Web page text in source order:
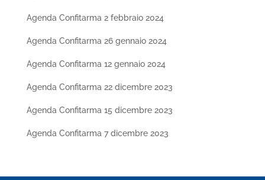
Agenda Confitarma 2 febbraio 2024
Agenda Confitarma 26 gennaio 2024
Agenda Confitarma 12 gennaio 2024
Agenda Confitarma 22 dicembre 2023
Agenda Confitarma 15 dicembre 2023
Agenda Confitarma 7 dicembre 2023